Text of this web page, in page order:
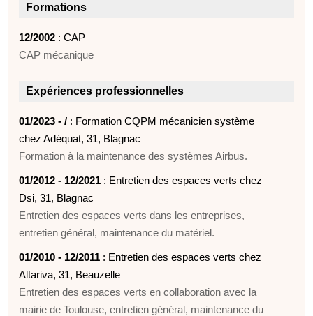
Formations
12/2002 : CAP
CAP mécanique
Expériences professionnelles
01/2023 - / : Formation CQPM mécanicien système
chez Adéquat, 31, Blagnac
Formation à la maintenance des systèmes Airbus.
01/2012 - 12/2021 : Entretien des espaces verts chez
Dsi, 31, Blagnac
Entretien des espaces verts dans les entreprises,
entretien général, maintenance du matériel.
01/2010 - 12/2011 : Entretien des espaces verts chez
Altariva, 31, Beauzelle
Entretien des espaces verts en collaboration avec la
mairie de Toulouse, entretien général, maintenance du